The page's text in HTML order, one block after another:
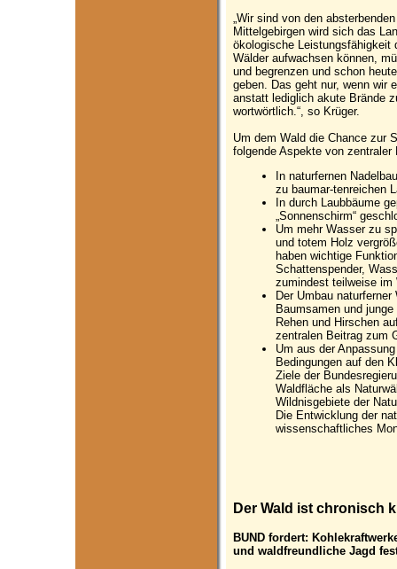
„Wir sind von den
Mittelgebirgen wird sich das
ökologische Leistungsfähigkeit
Wälder aufwachsen können,
und begrenzen und schon
geben. Das geht nur, wenn wir
anstatt lediglich akute Brände
wortwörtlich.“, so Krüger.
Um dem Wald die Chance zur
folgende Aspekte von zentraler
In naturfernen
zu baumar-tenreichen
In durch Laubbäume
„Sonnenschirm“
Um mehr Wasser zu
und totem Holz
haben wichtige
Schattenspender,
zumindest teilweise im
Der Umbau
Baumsamen und
Rehen und Hirschen
zentralen Beitrag zum
Um aus der
Bedingungen auf den
Ziele der
Waldfläche als
Wildnisgebiete der
Die Entwicklung der
wissenschaftliches
Der Wald ist chronisch
BUND fordert:
und waldfreundliche Jagd